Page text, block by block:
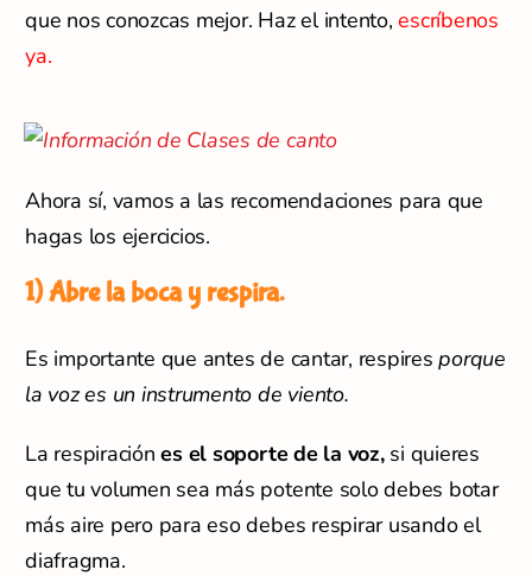
que nos conozcas mejor. Haz el intento,escríbenos
ya.
Ahora sí, vamos a las recomendaciones para que
hagas los ejercicios.
1) Abre la boca y respira.
Es importante que antes de cantar, respiresporque
la voz es un instrumento de viento.
La respiraciónes el soporte de la voz,si quieres
que tu volumen sea más potente solo debes botar
más aire pero para eso debes respirar usando el
diafragma.